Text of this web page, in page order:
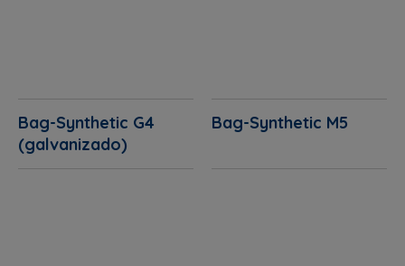
Bag-Synthetic G4
(galvanizado)
Bag-Synthetic M5